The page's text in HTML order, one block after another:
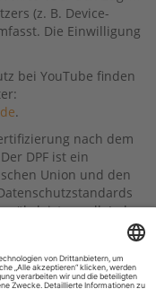
(z. B. Device-
Die Einwilligung
bei YouTube finden
.
nach dem
DPF ist ein
Union und den
soll. Jedes
verpflichtet sich,
Anbieter unter